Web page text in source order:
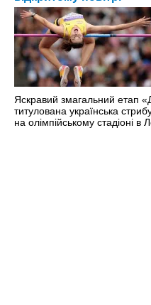
Яскравий змагальний етап
титулована українська
на олімпійському стадіоні в